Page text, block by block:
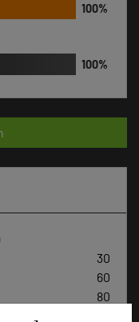
30
60
80